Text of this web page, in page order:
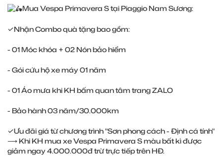
Mua Vespa Primavera S tại Piaggio Nam Sương:
✓Nhận Combo quà tặng bao gồm:
- 01 Móc khóa + 02 Nón bảo hiểm
- Gói cứu hộ xe máy 01 năm
- 01 Áo mưa khi KH bấm quan tâm trang ZALO
- Bảo hành 03 năm/30.000km
✓Ưu đãi giá từ chương trình "Sơn phong cách - Định cá tính"
⟶ Khi KH mua xe Vespa Primavera S màu bất kì được
giảm ngay 4.000.000đ trừ trực tiếp trên HĐ.